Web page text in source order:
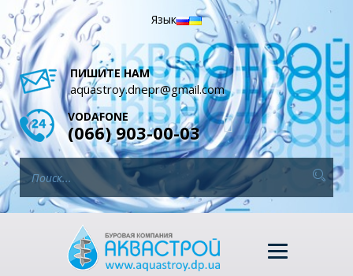
Язык
ПИШИТЕ НАМ
aquastroy.dnepr@gmail.com
VODAFONE
(066) 903-00-03